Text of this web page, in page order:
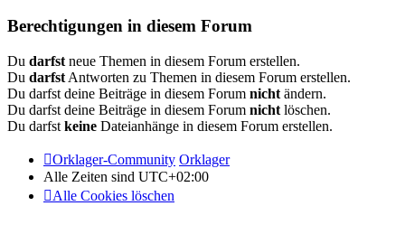
Berechtigungen in diesem Forum
Du darfst neue Themen in diesem Forum erstellen.
Du darfst Antworten zu Themen in diesem Forum erstellen.
Du darfst deine Beiträge in diesem Forum nicht ändern.
Du darfst deine Beiträge in diesem Forum nicht löschen.
Du darfst keine Dateianhänge in diesem Forum erstellen.
Orklager-Community Orklager
Alle Zeiten sind UTC+02:00
Alle Cookies löschen